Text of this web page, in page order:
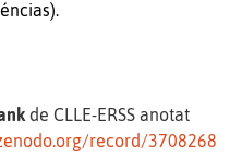
de CLLE-ERSS anotat
record/3708268